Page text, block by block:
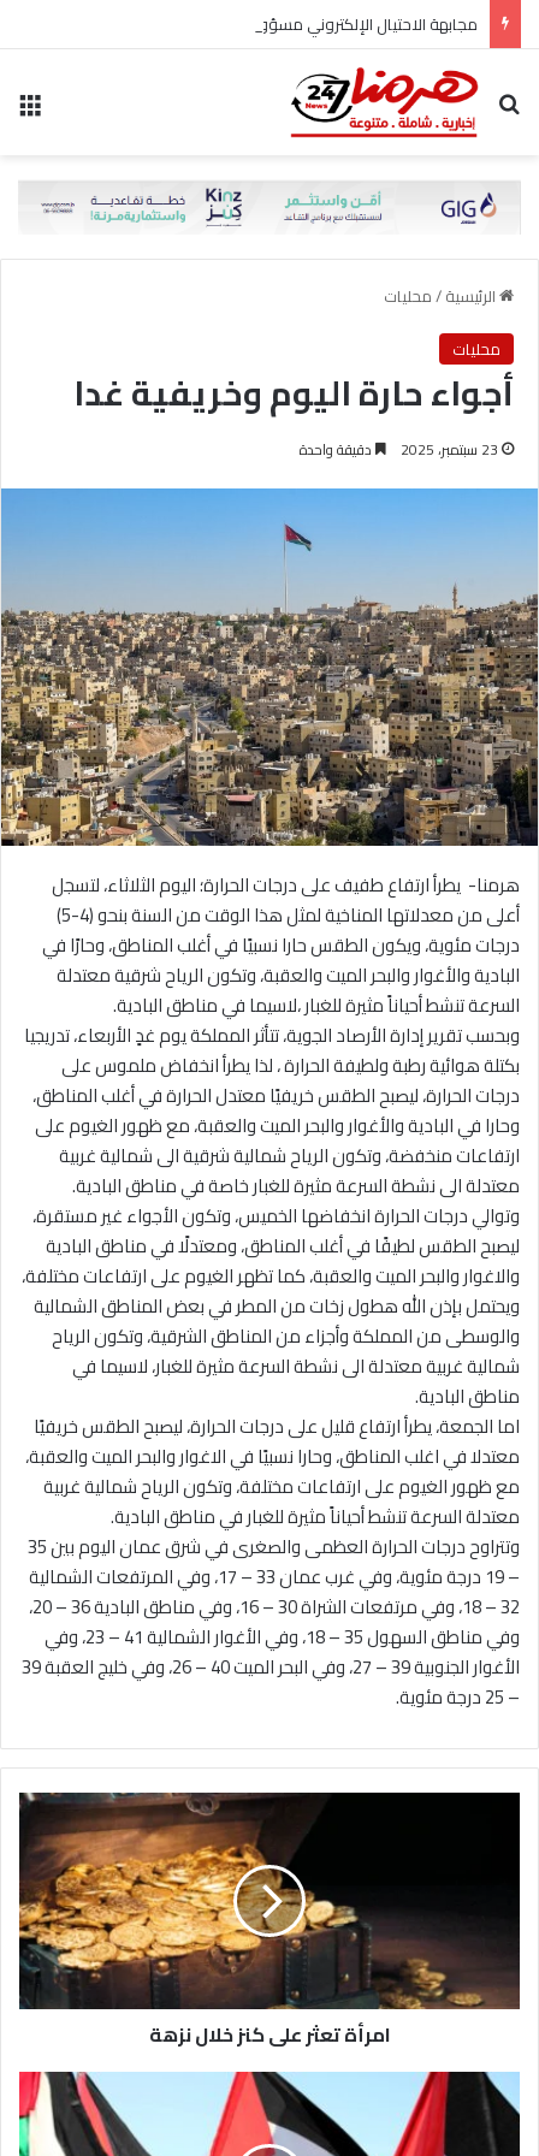
مجابهة الاحتيال الإلكتروني مسؤولية مشتركة
بحث عن
الرئيسية/محليات
محليات
أجواء حارة اليوم وخريفية غدا
23 سبتمبر، 2025 دقيقة واحدة
هرمنا- يطرأ ارتفاع طفيف على درجات الحرارة؛ اليوم الثلاثاء، لتسجل
أعلى من معدلاتها المناخية لمثل هذا الوقت من السنة بنحو (4-5)
درجات مئوية، ويكون الطقس حارا نسبيًا في أغلب المناطق، وحارًا في
البادية والأغوار والبحر الميت والعقبة، وتكون الرياح شرقية معتدلة
السرعة تنشط أحياناً مثيرة للغبار ،لاسيما في مناطق البادية.
وبحسب تقرير إدارة الأرصاد الجوية، تتأثر المملكة يوم غدٍ الأربعاء، تدريجيا
بكتلة هوائية رطبة ولطيفة الحرارة ، لذا يطرأ انخفاض ملموس على
درجات الحرارة، ليصبح الطقس خريفيًا معتدل الحرارة في أغلب المناطق،
وحارا في البادية والأغوار والبحر الميت والعقبة، مع ظهور الغيوم على
ارتفاعات منخفضة، وتكون الرياح شمالية شرقية الى شمالية غربية
معتدلة الى نشطة السرعة مثيرة للغبار خاصة في مناطق البادية.
وتوالي درجات الحرارة انخفاضها الخميس، وتكون الأجواء غير مستقرة،
ليصبح الطقس لطيفًا في أغلب المناطق، ومعتدلًا في مناطق البادية
والاغوار والبحر الميت والعقبة، كما تظهر الغيوم على ارتفاعات مختلفة،
ويحتمل بإذن الله هطول زخات من المطر في بعض المناطق الشمالية
والوسطى من المملكة وأجزاء من المناطق الشرقية، وتكون الرياح
شمالية غربية معتدلة الى نشطة السرعة مثيرة للغبار، لاسيما في
مناطق البادية.
اما الجمعة، يطرأ ارتفاع قليل على درجات الحرارة، ليصبح الطقس خريفيًا
معتدلا في اغلب المناطق، وحارا نسبيًا في الاغوار والبحر الميت والعقبة،
مع ظهور الغيوم على ارتفاعات مختلفة، وتكون الرياح شمالية غربية
معتدلة السرعة تنشط أحياناً مثيرة للغبار في مناطق البادية.
وتتراوح درجات الحرارة العظمى والصغرى في شرق عمان اليوم بين 35
– 19 درجة مئوية، وفي غرب عمان 33 – 17، وفي المرتفعات الشمالية
32 – 18، وفي مرتفعات الشراة 30 – 16، وفي مناطق البادية 36 – 20،
وفي مناطق السهول 35 – 18، وفي الأغوار الشمالية 41 – 23، وفي
الأغوار الجنوبية 39 – 27، وفي البحر الميت 40 – 26، وفي خليج العقبة 39
– 25 درجة مئوية.
ث
ر
ك
امرأة تعثر على كنز خلال نزهة
ل